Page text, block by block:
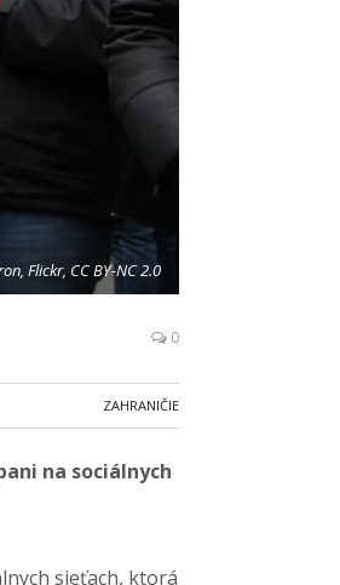
Flickr, CC BY-NC 2.0
0
ZAHRANIČIE
na sociálnych
sieťach, ktorá